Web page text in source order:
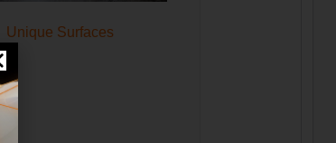
Unique Surfaces